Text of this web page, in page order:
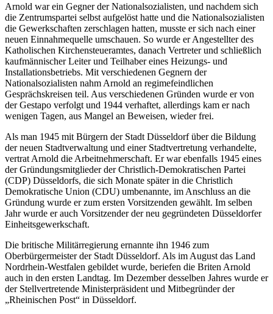
Arnold war ein Gegner der Nationalsozialisten, und nachdem sich
die Zentrumspartei selbst aufgelöst hatte und die Nationalsozialisten
die Gewerkschaften zerschlagen hatten, musste er sich nach einer
neuen Einnahmequelle umschauen. So wurde er Angestellter des
Katholischen Kirchensteueramtes, danach Vertreter und schließlich
kaufmännischer Leiter und Teilhaber eines Heizungs- und
Installationsbetriebs. Mit verschiedenen Gegnern der
Nationalsozialisten nahm Arnold an regimefeindlichen
Gesprächskreisen teil. Aus verschiedenen Gründen wurde er von
der Gestapo verfolgt und 1944 verhaftet, allerdings kam er nach
wenigen Tagen, aus Mangel an Beweisen, wieder frei.
Als man 1945 mit Bürgern der Stadt Düsseldorf über die Bildung
der neuen Stadtverwaltung und einer Stadtvertretung verhandelte,
vertrat Arnold die Arbeitnehmerschaft. Er war ebenfalls 1945 eines
der Gründungsmitglieder der Christlich-Demokratischen Partei
(CDP) Düsseldorfs, die sich Monate später in die Christlich
Demokratische Union (CDU) umbenannte, im Anschluss an die
Gründung wurde er zum ersten Vorsitzenden gewählt. Im selben
Jahr wurde er auch Vorsitzender der neu gegründeten Düsseldorfer
Einheitsgewerkschaft.
Die britische Militärregierung ernannte ihn 1946 zum
Oberbürgermeister der Stadt Düsseldorf. Als im August das Land
Nordrhein-Westfalen gebildet wurde, beriefen die Briten Arnold
auch in den ersten Landtag. Im Dezember desselben Jahres wurde er
der Stellvertretende Ministerpräsident und Mitbegründer der
„Rheinischen Post“ in Düsseldorf.